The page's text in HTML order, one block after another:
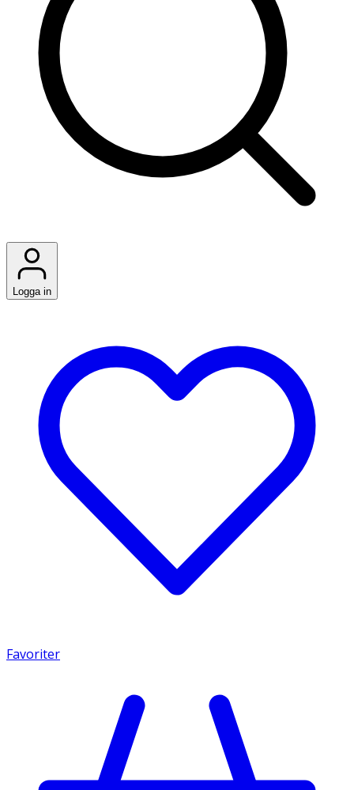
Logga in
Favoriter